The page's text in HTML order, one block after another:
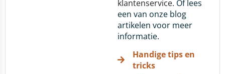
klantenservice. Of lees
een van onze blog
artikelen voor meer
informatie.
Handige tips en
tricks